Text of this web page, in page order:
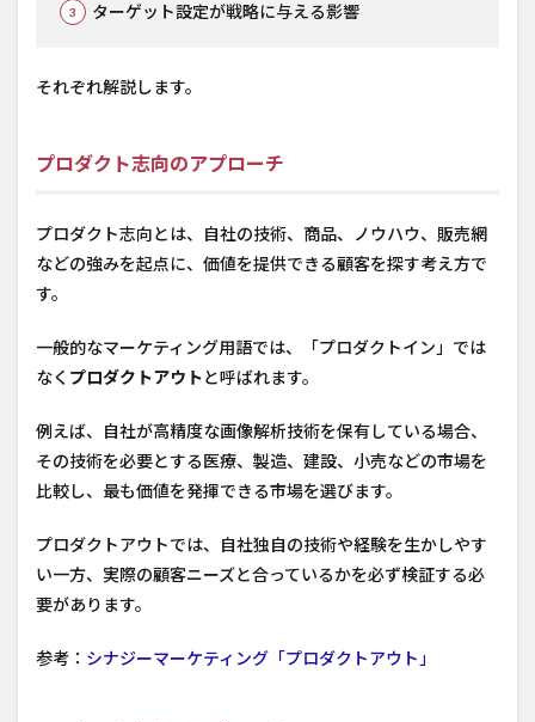
ターゲット設定が戦略に与える影響
それぞれ解説します。
プロダクト志向のアプローチ
プロダクト志向とは、自社の技術、商品、ノウハウ、販売網
などの強みを起点に、価値を提供できる顧客を探す考え方で
す。
一般的なマーケティング用語では、「プロダクトイン」では
なく プロダクトアウトと呼ばれます。
例えば、自社が高精度な画像解析技術を保有している場合、
その技術を必要とする医療、製造、建設、小売などの市場を
比較し、最も価値を発揮できる市場を選びます。
プロダクトアウトでは、自社独自の技術や経験を生かしやす
い一方、実際の顧客ニーズと合っているかを必ず検証する必
要があります。
参考： シナジーマーケティング「プロダクトアウト」